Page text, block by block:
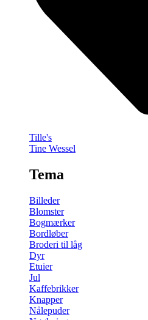
Tille's
Tine Wessel
Tema
Billeder
Blomster
Bogmærker
Bordløber
Broderi til låg
Dyr
Etuier
Jul
Kaffebrikker
Knapper
Nålepuder